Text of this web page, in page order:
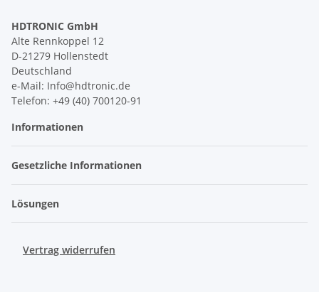
HDTRONIC GmbH
Alte Rennkoppel 12
D-21279 Hollenstedt
Deutschland
e-Mail: Info@hdtronic.de
Telefon: +49 (40) 700120-91
Informationen
Gesetzliche Informationen
Lösungen
Vertrag widerrufen